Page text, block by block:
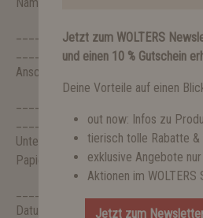
Anschrift des/der Verbraucher(s)
Unterschrift des/der Verbraucher(s)
Papier)
Datum
Jetzt zum WOLTERS
und einen 10 % Gutschein
Deine Vorteile auf einen
out now: Infos zu
tierisch tolle Rabatte
exklusive Angebote
Aktionen im WOLTERS
Jetzt zum